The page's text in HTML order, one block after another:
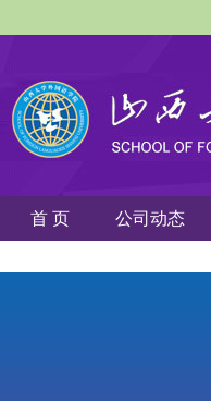
首 页 公司动态